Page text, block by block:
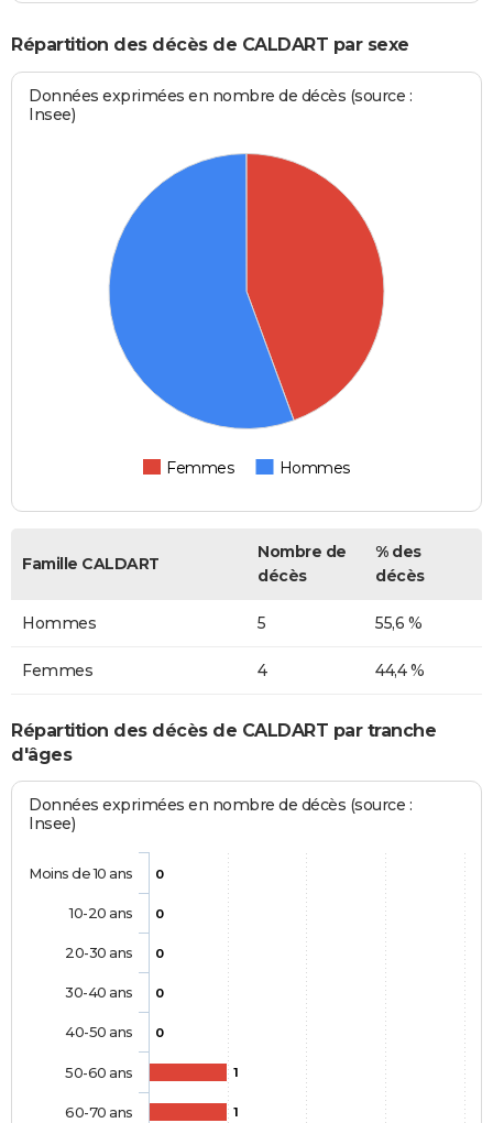
Répartition des décès de CALDART par sexe
Données exprimées en nombre de décès (source :
Insee)
Femmes Hommes
Famille CALDART
Nombre de
décès
% des
décès
Hommes 5 55,6 %
Femmes 4 44,4 %
Répartition des décès de CALDART par tranche
d'âges
Données exprimées en nombre de décès (source :
Insee)
0
0
0
0
0
1
1
Moins de 10 ans
10-20 ans
20-30 ans
30-40 ans
40-50 ans
50-60 ans
60-70 ans